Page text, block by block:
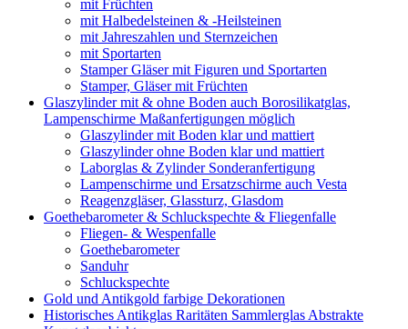
mit Früchten
mit Halbedelsteinen & -Heilsteinen
mit Jahreszahlen und Sternzeichen
mit Sportarten
Stamper Gläser mit Figuren und Sportarten
Stamper, Gläser mit Früchten
Glaszylinder mit & ohne Boden auch Borosilikatglas,
Lampenschirme Maßanfertigungen möglich
Glaszylinder mit Boden klar und mattiert
Glaszylinder ohne Boden klar und mattiert
Laborglas & Zylinder Sonderanfertigung
Lampenschirme und Ersatzschirme auch Vesta
Reagenzgläser, Glassturz, Glasdom
Goethebarometer & Schluckspechte & Fliegenfalle
Fliegen- & Wespenfalle
Goethebarometer
Sanduhr
Schluckspechte
Gold und Antikgold farbige Dekorationen
Historisches Antikglas Raritäten Sammlerglas Abstrakte